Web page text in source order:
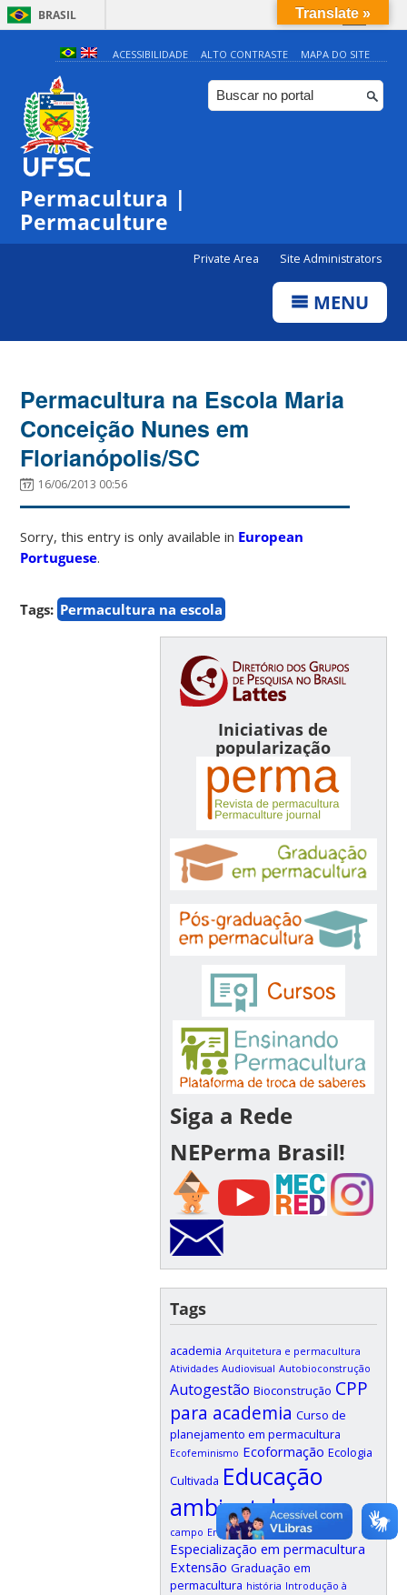
BRASIL
Simplifique!
Comunica BR
Participe
ACESSIBILIDADE ALTO CONTRASTE MAPA DO SITE
Permacultura |
Permaculture
Private Area Site Administrators
MENU
Permacultura na Escola Maria
Conceição Nunes em
Florianópolis/SC
16/06/2013 00:56
Sorry, this entry is only available in European
Portuguese.
Tags: Permacultura na escola
Iniciativas de
popularização
Siga a Rede
NEPerma Brasil!
Tags
academia Arquitetura e permacultura
Atividades Audiovisual Autobioconstrução
Autogestão Bioconstrução CPP
para academia Curso de
planejamento em permacultura
Ecofeminismo Ecoformação Ecologia
Cultivada Educação
ambiental Educação do
campo Ensino Ensino à distância
Especialização em permacultura
Extensão Graduação em
permacultura história Introdução à
Translate »